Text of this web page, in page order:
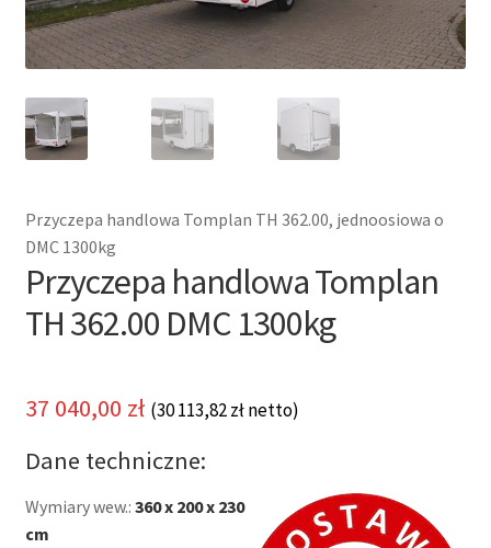
Przyczepa handlowa Tomplan TH 362.00, jednoosiowa o
DMC 1300kg
Przyczepa handlowa Tomplan
TH 362.00 DMC 1300kg
37 040,00 zł (30 113,82złnetto)
Dane techniczne:
Wymiary wew.: 360 x 200 x 230
cm